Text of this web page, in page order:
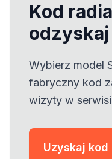
Kod
Wybierz model
fabryczny kod
wizyty w
Uzyskaj kod